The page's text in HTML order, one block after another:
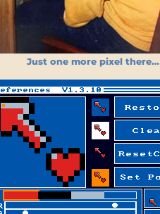
Just one more pixel there…